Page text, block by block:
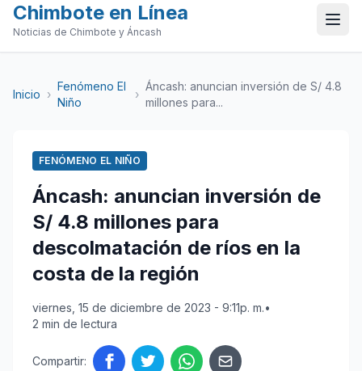
Chimbote en Línea
Noticias de Chimbote y Áncash
Inicio ›
Fenómeno El
Niño
›
Áncash: anuncian inversión de S/ 4.8
millones para...
FENÓMENO EL NIÑO
Áncash: anuncian inversión de
S/ 4.8 millones para
descolmatación de ríos en la
costa de la región
viernes, 15 de diciembre de 2023 - 9:11p. m.•
2 min de lectura
Compartir: